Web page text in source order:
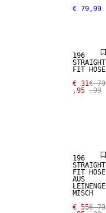
€ 79,99
196
STRAIGHT
FIT HOSE
€ 31
,95
€ 79
,99
196
STRAIGHT
FIT HOSE
AUS
LEINENGE
MISCH
€ 55€ 79